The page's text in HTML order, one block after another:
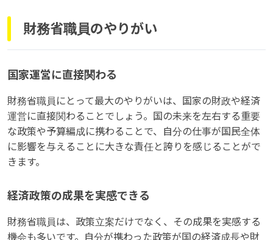
財務省職員のやりがい
国家運営に直接関わる
財務省職員にとって最大のやりがいは、国家の財政や経済
運営に直接関わることでしょう。国の未来を左右する重要
な政策や予算編成に携わることで、自分の仕事が国民全体
に影響を与えることに大きな責任と誇りを感じることがで
きます。
経済政策の成果を実感できる
財務省職員は、政策立案だけでなく、その成果を実感する
機会も多いです。自分が携わった政策が国の経済成長や財